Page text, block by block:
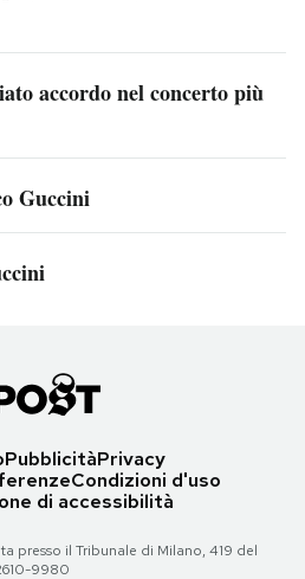
accordo nel concerto più
Guccini
PubblicitàPrivacy
Condizioni d'uso
di accessibilità
presso il Tribunale di Milano, 419 del
9980